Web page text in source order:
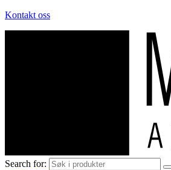
Kontakt oss
Search for: